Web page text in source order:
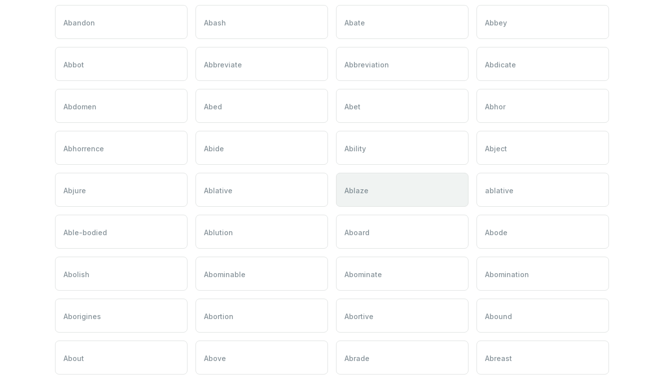
Abandon Abash Abate Abbey
Abbot Abbreviate Abbreviation Abdicate
Abdomen Abed Abet Abhor
Abhorrence Abide Ability Abject
Abjure Ablative Ablaze ablative
Able-bodied Ablution Aboard Abode
Abolish Abominable Abominate Abomination
Aborigines Abortion Abortive Abound
About Above Abrade Abreast